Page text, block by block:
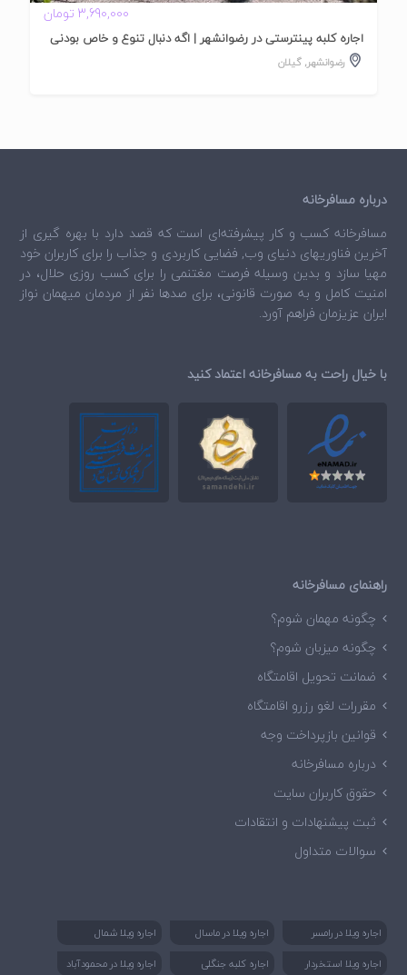
3,690,000 تومان
اجاره کلبه پینترستی در رضوانشهر | اگه دنبال تنوع و خاص بودنی
رضوانشهر, گیلان
درباره مسافرخانه
مسافرخانه کسب و کار پیشرفته‌ای است که قصد دارد با بهره گیری از
آخرین فناوریهای دنیای وب, فضایی کاربردی و جذاب را برای کاربران خود
مهیا سازد و بدین وسیله فرصت مغتنمی را برای کسب روزی حلال، در
امنیت کامل و به صورت قانونی، برای صدها نفر از مردمان میهمان نواز
ایران عزیزمان فراهم آورد.
با خیال راحت به مسافرخانه اعتماد کنید
راهنمای مسافرخانه
چگونه مهمان شوم؟
چگونه میزبان شوم؟
ضمانت تحویل اقامتگاه
مقررات لغو رزرو اقامتگاه
قوانین بازپرداخت وجه
درباره مسافرخانه
حقوق کاربران سایت
ثبت پیشنهادات و انتقادات
سوالات متداول
اجاره ویلا در رامسر اجاره ویلا در ماسال
اجاره ویلا شمال
اجاره ویلا استخردار
اجاره کلبه جنگلی اجاره ویلا در محمودآباد